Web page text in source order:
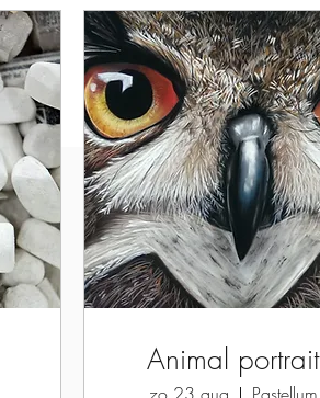
Animal portrait